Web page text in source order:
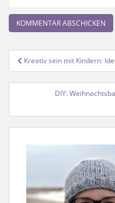
Kreativ sein mit Kindern:
DIY: